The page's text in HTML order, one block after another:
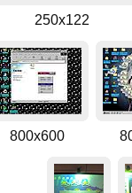
250x122
800x600